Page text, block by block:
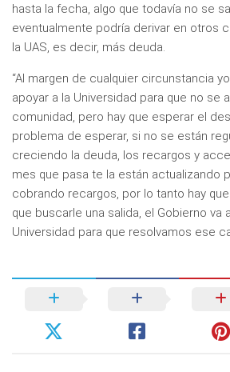
hasta la fecha, algo que todavía no se
eventualmente podría derivar en otros
la UAS, es decir, más deuda.
“Al margen de cualquier circunstancia
apoyar a la Universidad para que no se
comunidad, pero hay que esperar el
problema de esperar, si no se están
creciendo la deuda, los recargos y
mes que pasa te la están actualizando
cobrando recargos, por lo tanto hay
que buscarle una salida, el Gobierno va
Universidad para que resolvamos ese